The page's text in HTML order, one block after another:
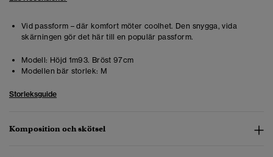
Vid passform – där komfort möter coolhet. Den snygga, vida
skärningen gör det här till en populär passform.
Modell: Höjd 1m93. Bröst 97cm
Modellen bär storlek: M
Storleksguide
Komposition och skötsel